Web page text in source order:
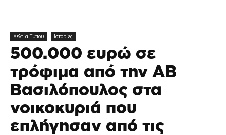
Δελτία Τύπου Ιστορίες
500.000 ευρώ σε
τρόφιμα από την ΑΒ
Βασιλόπουλος στα
νοικοκυριά που
επλήγησαν από τις